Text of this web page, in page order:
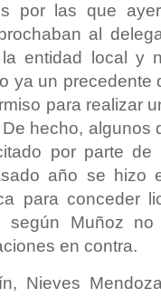
por las que
al
entidad local y
ya un precedente
para realizar
hecho, algunos
por parte de
año se hizo
para conceder
Muñoz
en contra.
Nieves